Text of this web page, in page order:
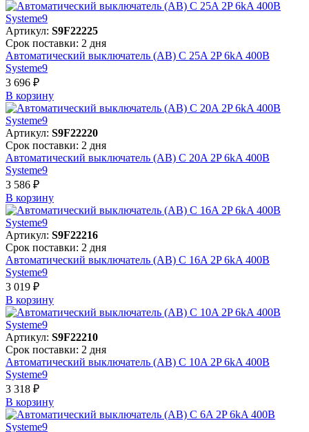
Артикул: S9F22225
Срок поставки: 2 дня
Автоматический выключатель (АВ) C 25A 2P 6kA 400В
Systeme9
3 696 ₽
В корзинy
Артикул: S9F22220
Срок поставки: 2 дня
Автоматический выключатель (АВ) C 20A 2P 6kA 400В
Systeme9
3 586 ₽
В корзинy
Артикул: S9F22216
Срок поставки: 2 дня
Автоматический выключатель (АВ) C 16A 2P 6kA 400В
Systeme9
3 019 ₽
В корзинy
Артикул: S9F22210
Срок поставки: 2 дня
Автоматический выключатель (АВ) C 10A 2P 6kA 400В
Systeme9
3 318 ₽
В корзинy